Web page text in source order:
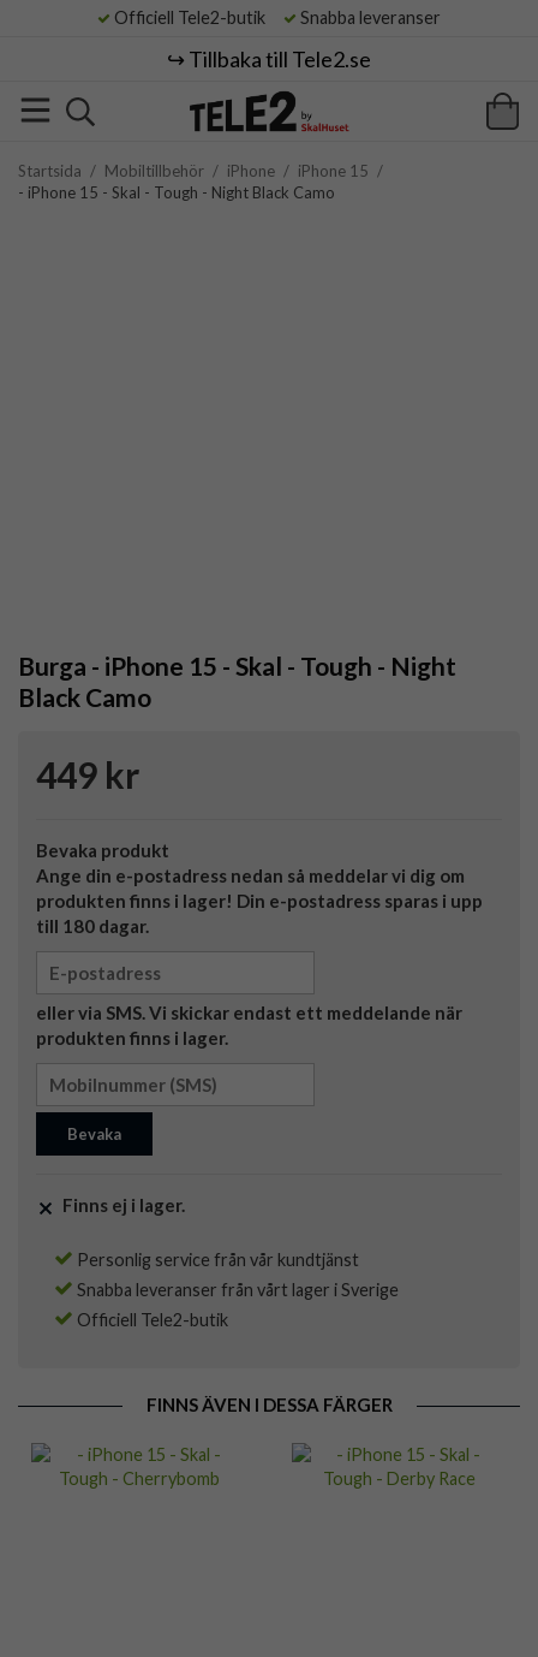
Officiell Tele2-butik Snabba leveranser
↪️ Tillbaka till Tele2.se
Startsida / Mobiltillbehör / iPhone / iPhone 15 /
- iPhone 15 - Skal - Tough - Night Black Camo
Burga - iPhone 15 - Skal - Tough - Night
Black Camo
449 kr
Bevaka produkt
Ange din e-postadress nedan så meddelar vi dig om
produkten finns i lager! Din e-postadress sparas i upp
till 180 dagar.
eller via SMS. Vi skickar endast ett meddelande när
produkten finns i lager.
Bevaka
Finns ej i lager.
Personlig service från vår kundtjänst
Snabba leveranser från vårt lager i Sverige
Officiell Tele2-butik
FINNS ÄVEN I DESSA FÄRGER